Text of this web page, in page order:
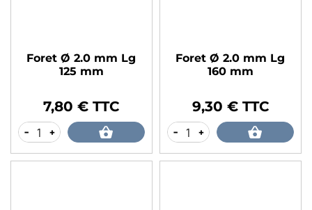
Foret Ø 2.0 mm Lg
125 mm
7,80 € TTC
- +
Foret Ø 2.0 mm Lg
160 mm
9,30 € TTC
- +